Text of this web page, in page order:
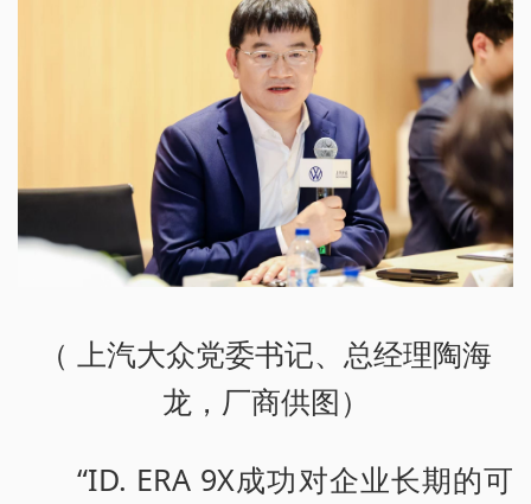
（ 上汽大众党委书记、总经理陶海
龙，厂商供图）
“ID. ERA 9X成功对企业长期的可